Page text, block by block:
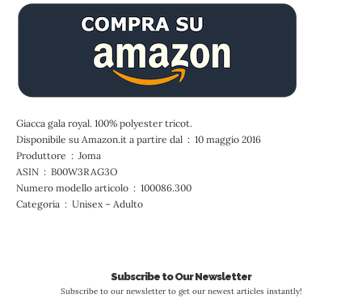
Giacca gala royal. 100% polyester tricot.
Disponibile su Amazon.it a partire dal ‏ : ‎ 10 maggio 2016
Produttore ‏ : ‎ Joma
ASIN ‏ : ‎ B00W3RAG3O
Numero modello articolo ‏ : ‎ 100086.300
Categoria ‏ : ‎ Unisex – Adulto
Subscribe to Our Newsletter
Subscribe to our newsletter to get our newest articles instantly!